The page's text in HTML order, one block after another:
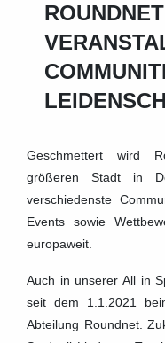
ROUNDNET
Geschmettert wird
größeren Stadt in
verschiedenste
Events sowie
europaweit.
Auch in unserer All in
seit dem 1.1.2021
Abteilung Roundnet.